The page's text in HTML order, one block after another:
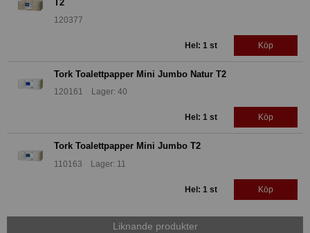
T2
120377
Hel: 1 st Köp
Tork Toalettpapper Mini Jumbo Natur T2
120161 Lager: 40
Hel: 1 st Köp
Tork Toalettpapper Mini Jumbo T2
110163 Lager: 11
Hel: 1 st Köp
Liknande produkter